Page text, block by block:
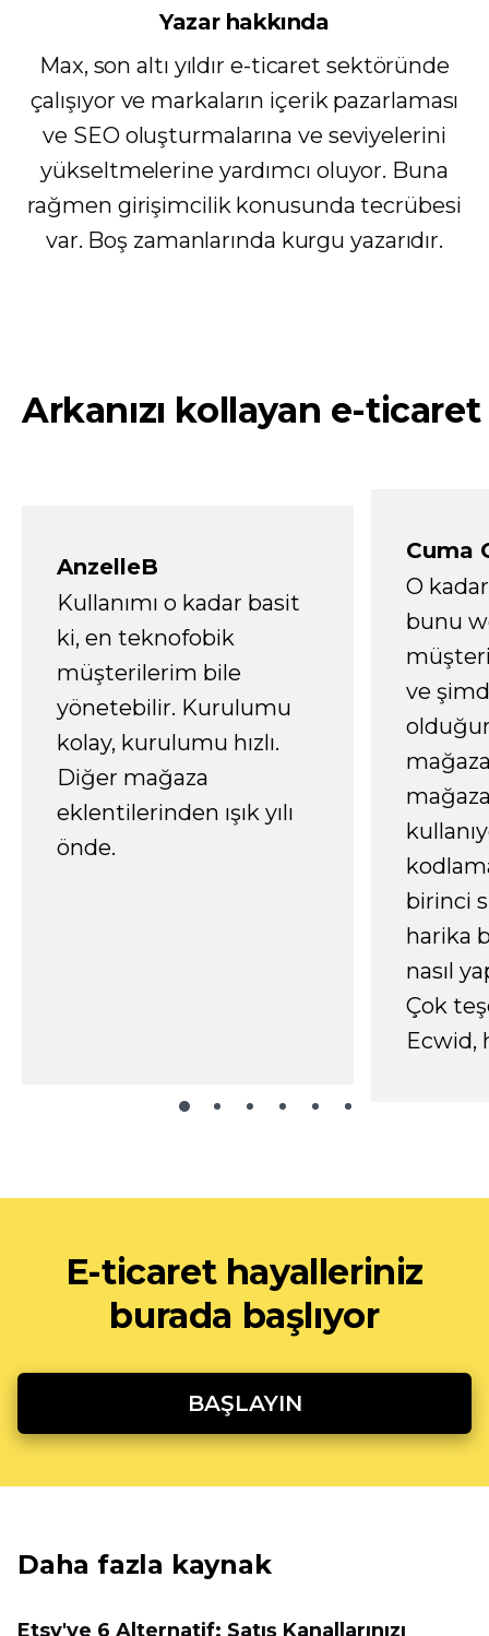
Yazar hakkında
Max, son altı yıldır e-ticaret sektöründe
çalışıyor ve markaların içerik pazarlaması
ve SEO oluşturmalarına ve seviyelerini
yükseltmelerine yardımcı oluyor. Buna
rağmen girişimcilik konusunda tecrübesi
var. Boş zamanlarında kurgu yazarıdır.
Arkanızı kollayan e-ticaret
AnzelleB
Kullanımı o kadar basit
ki, en teknofobik
müşterilerim bile
yönetebilir. Kurulumu
kolay, kurulumu hızlı.
Diğer mağaza
eklentilerinden ışık yılı
önde.
Cuma
O
bunu
ve
birinci
harika
nasıl
Çok
Ecwid,
E-ticaret hayalleriniz
burada başlıyor
BAŞLAYIN
Daha fazla kaynak
Etsy'ye 6 Alternatif: Satış Kanallarınızı